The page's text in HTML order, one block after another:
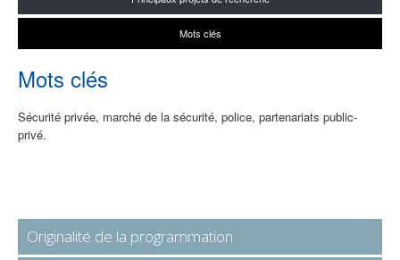
Mots clés
Mots clés
Sécurité privée, marché de la sécurité, police, partenariats public-
privé.
Originalité de la programmation